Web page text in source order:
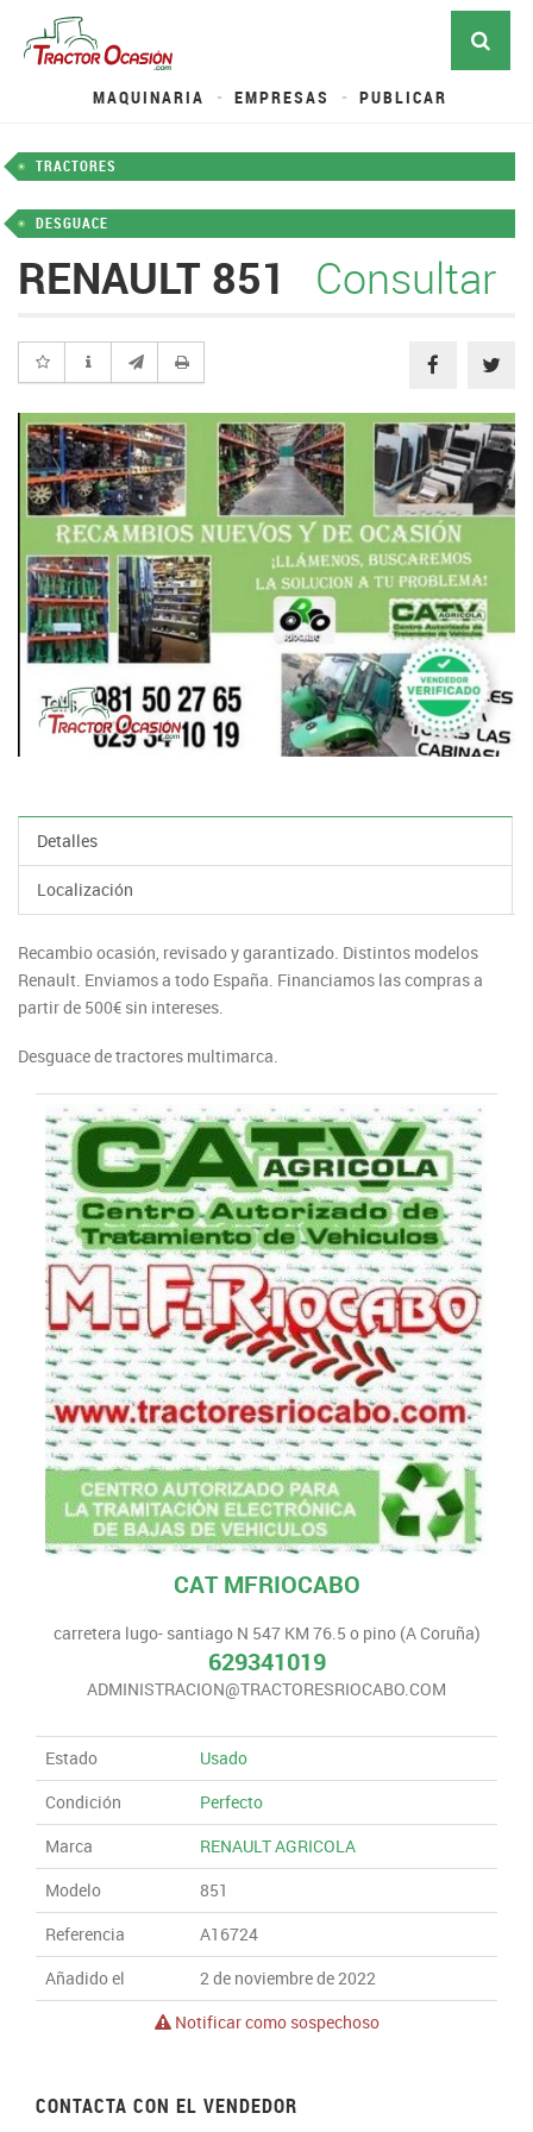
MAQUINARIA EMPRESAS PUBLICAR
TRACTORES
DESGUACE
RENAULT 851 Consultar
Detalles
Localización
Recambio ocasión, revisado y garantizado. Distintos modelos
Renault. Enviamos a todo España. Financiamos las compras a
partir de 500€ sin intereses.
Desguace de tractores multimarca.
CAT MFRIOCABO
carretera lugo- santiago N 547 KM 76.5 o pino (A Coruña)
629341019
ADMINISTRACION@TRACTORESRIOCABO.COM
Estado
Usado
Condición
Perfecto
Marca
RENAULT AGRICOLA
Modelo
851
Referencia
A16724
Añadido el
2 de noviembre de 2022
Notificar como sospechoso
CONTACTA CON EL VENDEDOR